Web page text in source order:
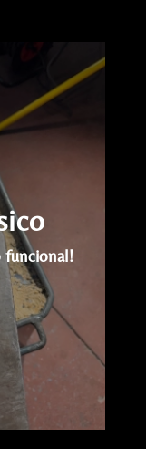
funcional!